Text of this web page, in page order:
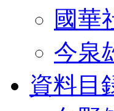
國華
今泉
資料目